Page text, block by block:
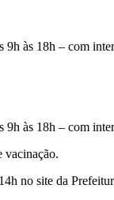
9h às 18h – com
9h às 18h – com
vacinação.
no site da